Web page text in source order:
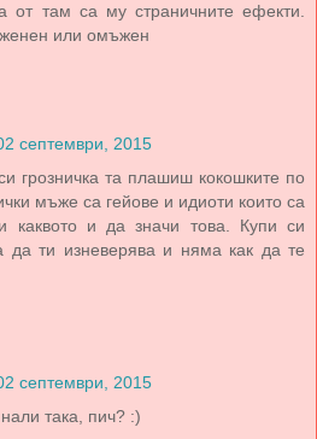
от там са му страничните ефекти.
или омъжен
септември, 2015
грозничка та плашиш кокошките по
мъже са гейове и идиоти които са
каквото и да значи това. Купи си
да ти изневерява и няма как да те
септември, 2015
така, пич? :)